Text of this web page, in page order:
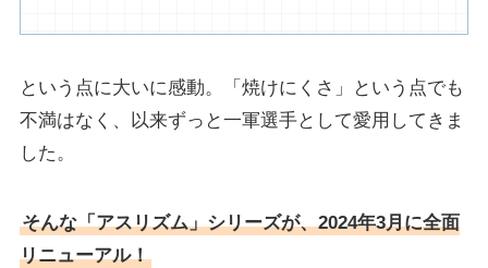
という点に大いに感動。「焼けにくさ」という点でも
不満はなく、以来ずっと一軍選手として愛用してきま
した。
そんな「アスリズム」シリーズが、2024年3月に全面
リニューアル！